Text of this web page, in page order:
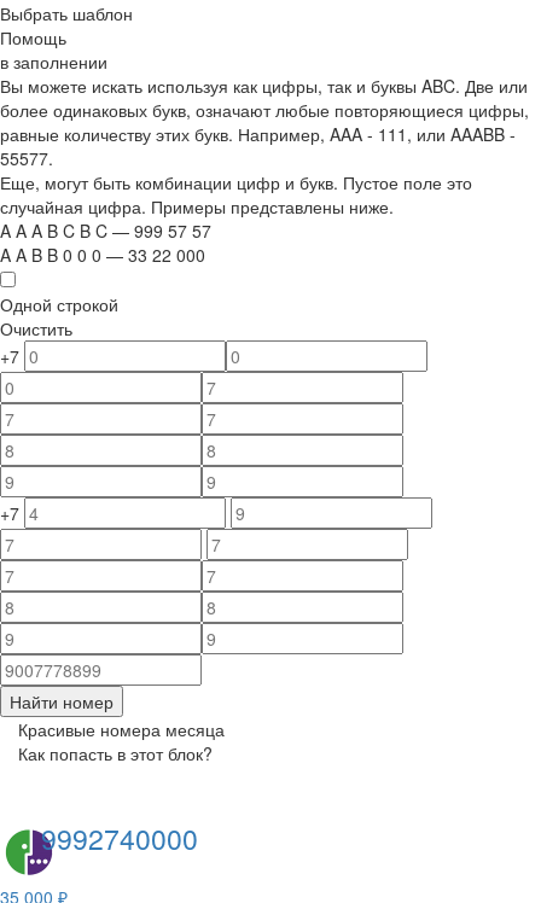
Выбрать шаблон
Помощь
в заполнении
Вы можете искать используя как цифры, так и буквы ABC. Две или
более одинаковых букв, означают любые повторяющиеся цифры,
равные количеству этих букв. Например, AAA - 111 , или AAABB -
55577.
Еще, могут быть комбинации цифр и букв. Пустое поле это
случайная цифра. Примеры представлены ниже.
A A A B C B C — 999 57 57
A A B B 0 0 0 — 33 22 000
Одной строкой
Очистить
+7
+7
Найти номер
Красивые номера месяца
Как попасть в этот блок?
9992740000
35 000 ₽